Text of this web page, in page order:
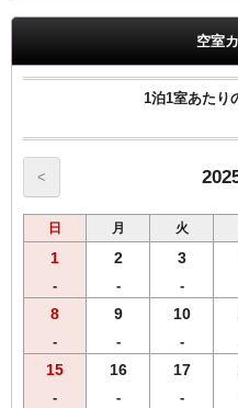
宿泊料金2万円未満 200
宿泊料金2万円以上 500
※福岡市宿泊税はプラン
空室
1泊1室あたり
<
日 月 火
1
-
2
-
3
-
8
-
9
-
10
-
15
-
16
-
17
-